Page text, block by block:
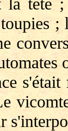
s'était